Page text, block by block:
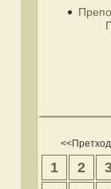
1 2